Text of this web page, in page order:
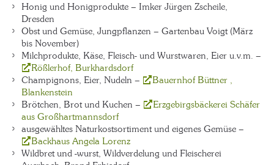
Honig und Honigprodukte – Imker Jürgen Zscheile,
Dresden
Obst und Gemüse, Jungpflanzen – Gartenbau Voigt (März
bis November)
Milchprodukte, Käse, Fleisch- und Wurstwaren, Eier u.v.m. –
Rößlerhof, Burkhardsdorf
Champignons, Eier, Nudeln –
Bauernhof Büttner ,
Blankenstein
Brötchen, Brot und Kuchen –
Erzgebirgsbäckerei Schäfer
aus Großhartmannsdorf
ausgewähltes Naturkostsortiment und eigenes Gemüse –
Backhaus Angela Lorenz
Wildbret und -wurst, Wildverdelung und Fleischerei